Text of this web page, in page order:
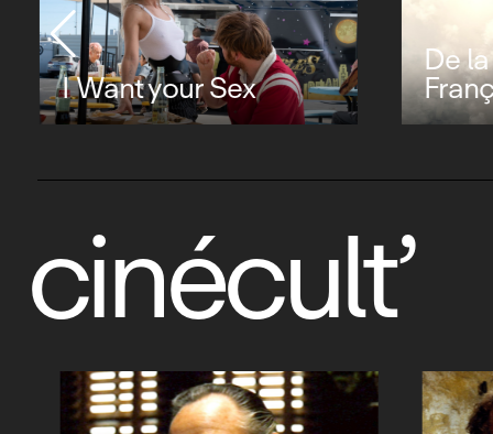
De la Comédie-
Française
cinécult’